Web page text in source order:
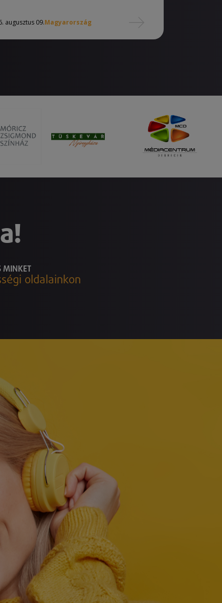
augusztus 09.Magyarország
MINKET
oldalainkon